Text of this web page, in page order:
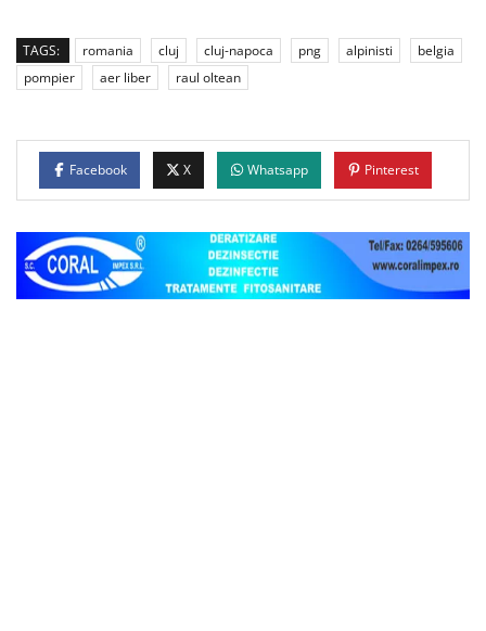
TAGS: romania cluj cluj-napoca png alpinisti
belgia
pompier
aer liber raul oltean
Facebook X Whatsapp Pinterest